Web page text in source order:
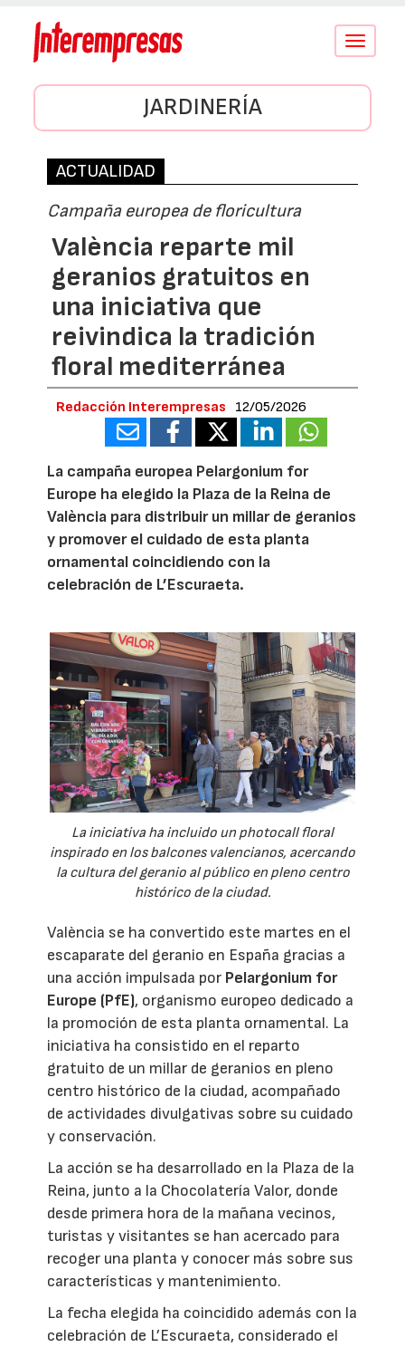
Conmutar
JARDINERÍA
ACTUALIDAD
Campaña europea de floricultura
València reparte mil
geranios gratuitos en
una iniciativa que
reivindica la tradición
floral mediterránea
Redacción Interempresas 12/05/2026
La campaña europea Pelargonium for
Europe ha elegido la Plaza de la Reina de
València para distribuir un millar de geranios
y promover el cuidado de esta planta
ornamental coincidiendo con la
celebración de L’Escuraeta.
La iniciativa ha incluido un photocall floral
inspirado en los balcones valencianos, acercando
la cultura del geranio al público en pleno centro
histórico de la ciudad.
València se ha convertido este martes en el
escaparate del geranio en España gracias a
una acción impulsada por Pelargonium for
Europe (PfE), organismo europeo dedicado a
la promoción de esta planta ornamental. La
iniciativa ha consistido en el reparto
gratuito de un millar de geranios en pleno
centro histórico de la ciudad, acompañado
de actividades divulgativas sobre su cuidado
y conservación.
La acción se ha desarrollado en la Plaza de la
Reina, junto a la Chocolatería Valor, donde
desde primera hora de la mañana vecinos,
turistas y visitantes se han acercado para
recoger una planta y conocer más sobre sus
características y mantenimiento.
La fecha elegida ha coincidido además con la
celebración de L’Escuraeta, considerado el